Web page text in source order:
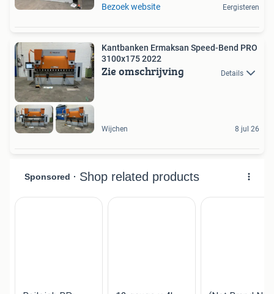
Bezoek website Eergisteren
Kantbanken Ermaksan Speed-Bend PRO
3100x175 2022
Zie omschrijving Details
Wijchen 8 jul 26